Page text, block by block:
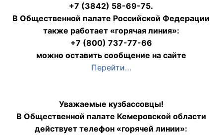
+7 (3842) 58-69-75.
В Общественной палате Российской Федерации
также работает «горячая линия»:
+7 (800) 737-77-66
можно оставить сообщение на сайте
Перейти…
Уважаемые кузбассовцы!
В Общественной палате Кемеровской области
действует телефон «горячей линии»: